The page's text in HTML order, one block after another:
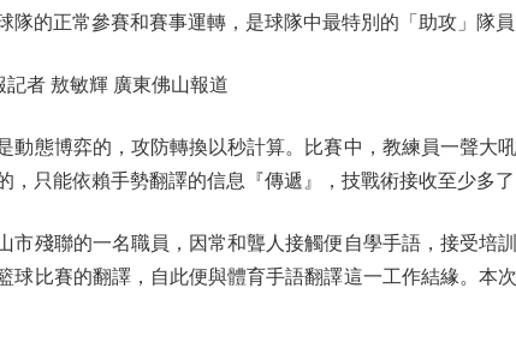
隊的正常參賽和賽事運轉，是球隊中最特別的「助攻」隊員
者 敖敏輝 廣東佛山報道
態博弈的，攻防轉換以秒計算。比賽中，教練員一聲大
，只能依賴手勢翻譯的信息『傳遞』，技戰術接收至少多
殘聯的一名職員，因常和聾人接觸便自學手語，接受培
球比賽的翻譯，自此便與體育手語翻譯這一工作結緣。